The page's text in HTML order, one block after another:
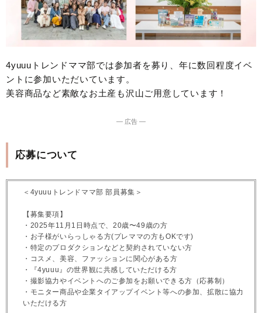
4yuuuトレンドママ部では参加者を募り、年に数回程度イベ
ントに参加いただいています。
美容商品など素敵なお土産も沢山ご用意しています！
― 広告 ―
応募について
＜4yuuuトレンドママ部 部員募集＞
【募集要項】
・2025年11月1日時点で、20歳〜49歳の方
・お子様がいらっしゃる方(プレママの方もOKです)
・特定のプロダクションなどと契約されていない方
・コスメ、美容、ファッションに関心がある方
・『4yuuu』の世界観に共感していただける方
・撮影協力やイベントへのご参加をお願いできる方（応募制）
・モニター商品や企業タイアップイベント等への参加、拡散に協力
いただける方